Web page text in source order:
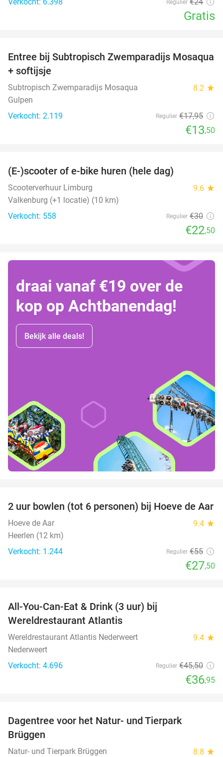
Regulier
Gratis
25%
Entree bij Subtropisch Zwemparadijs Mosaqua
+ softijsje
Subtropisch Zwemparadijs Mosaqua 8.2 star
Gulpen
Verkocht: 2.119
Regulier €17,95
€13,50
(E-)scooter of e-bike huren (hele dag)
Scooterverhuur Limburg 9.6 star
Valkenburg (+1 locatie) (10 km)
Verkocht: 558
Regulier €30
€22,50
draai vanaf €19 over de
kop op Achtbanendag!
Bekijk alle deals!
50%
2 uur bowlen (tot 6 personen) bij Hoeve de Aar
Hoeve de Aar 9.4 star
Heerlen (12 km)
Verkocht: 1.244
Regulier €55
€27,50
All-You-Can-Eat & Drink (3 uur) bij
Wereldrestaurant Atlantis
Wereldrestaurant Atlantis Nederweert 9.4 star
Nederweert
Verkocht: 4.696
Regulier €45,50
€36,95
Dagentree voor het Natur- und Tierpark
Brüggen
Natur- und Tierpark Brüggen 8.8 star